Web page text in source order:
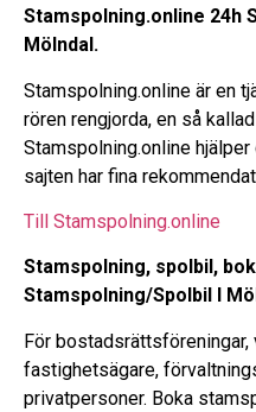
Stamspolning.online 24h
Mölndal.
Stamspolning.online är en
rören rengjorda, en så
Stamspolning.online
sajten har fina
Till Stamspolning.online
Stamspolning, spolbil,
Stamspolning/Spolbil I
För bostadsrättsföreningar,
fastighetsägare,
privatpersoner. Boka